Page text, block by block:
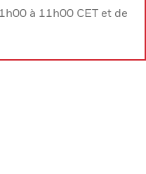
à 11h00 CET et de